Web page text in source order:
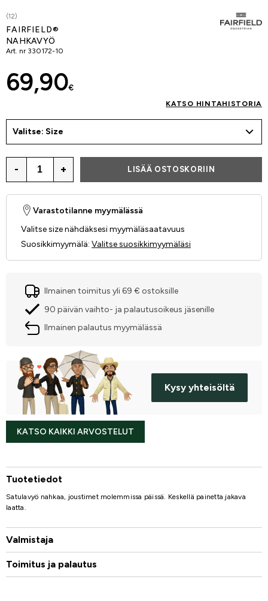
(12)
FAIRFIELD®
NAHKAVYÖ
Art. nr 330172-10
69,90€
KATSO HINTAHISTORIA
Valitse: Size
- + LISÄÄ OSTOSKORIIN
Varastotilanne myymälässä
Valitse size nähdäksesi myymäläsaatavuus
Suosikkimyymälä: Valitse suosikkimyymäläsi
Ilmainen toimitus yli 69 € ostoksille
90 päivän vaihto- ja palautusoikeus jäsenille
Ilmainen palautus myymälässä
Kysy yhteisöltä
KATSO KAIKKI ARVOSTELUT
Tuotetiedot
Satulavyö nahkaa, joustimet molemmissa päissä. Keskellä painetta jakava
laatta.
Valmistaja
Toimitus ja palautus